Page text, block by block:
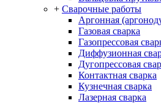
+ Сварочные работы
Аргонная
Газовая сварка
Газопрессовая
Диффузионная
Дугопрессовая
Контактная сварка
Кузнечная сварка
Лазерная сварка